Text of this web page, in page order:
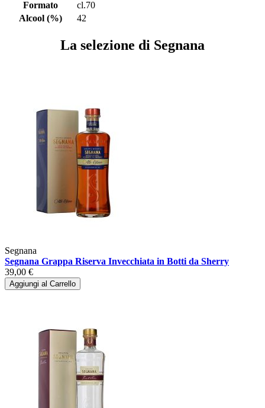
Formato
cl.70
Alcool (%)
42
La selezione di Segnana
Segnana
Segnana Grappa Riserva Invecchiata in Botti da Sherry
39,00 €
Aggiungi al Carrello